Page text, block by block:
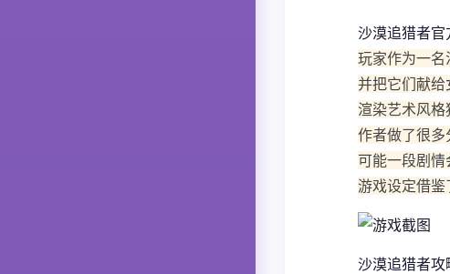
沙漠追猎者官
玩家作为一名
并把它们献给
渲染艺术风格
作者做了很多
可能一段剧
游戏设定借鉴
沙漠追猎者攻